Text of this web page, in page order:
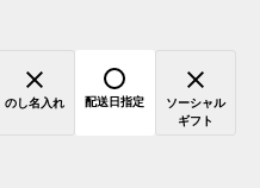
のし名入れ 配送日指定
ソーシャル
ギフト